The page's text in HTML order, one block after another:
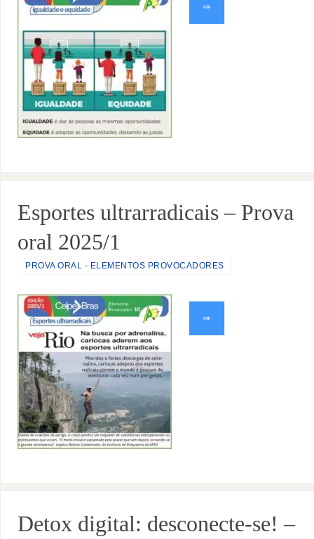
⇒
Esportes ultrarradicais – Prova
oral 2025/1
PROVA ORAL - ELEMENTOS PROVOCADORES
⇒
Detox digital: desconecte-se! –